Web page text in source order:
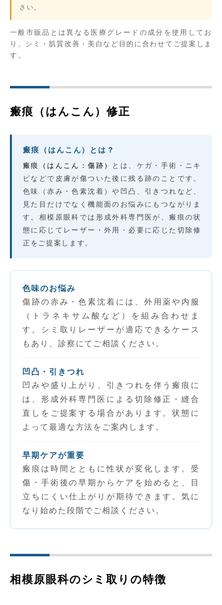
さい。
一般市販品とは異なる医療グレードの成分を使用してお
り、シミ・肌質改善・美白など目的に合わせてご提案しま
す。
瘢痕（はんこん）修正
瘢痕（はんこん）とは？
瘢痕（はんこん：傷跡）
とは、ケガ・手術・ニキ
ビなどで皮膚が傷ついた後に残る跡のことです。
色味（赤み・色素沈着）や凹凸、引きつれなど、
見た目だけでなく機能面のお悩みにもつながりま
す。相模原眼科では形成外科専門医が、瘢痕の状
態に応じてレーザー・外用・必要に応じた切除修
正をご提案します。
色味のお悩み
傷跡の赤み・色素沈着には、外用薬や内服
（トラネキサム酸など）を組み合わせま
す。シミ取りレーザーが適応できるケース
もあり、診察にてご相談ください。
凹凸・引きつれ
凹みや盛り上がり、引きつれを伴う瘢痕に
は、形成外科専門医による切除修正・縫合
直しをご提案する場合があります。状態に
よって最適な方法をご案内します。
早期ケアが重要
瘢痕は時間とともに性状が変化します。受
傷・手術後の早期からケアを始めると、目
立ちにくい仕上がりが期待できます。気に
なり始めた段階でご相談ください。
相模原眼科のシミ取りの特徴